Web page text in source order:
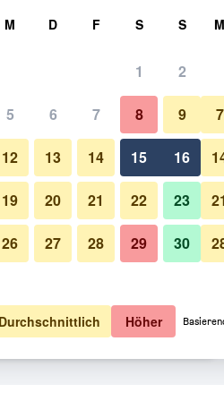
Preis pro Nacht
Nacht
37 € Angebot anzeigen
41 € Angebot anzeigen
Angebote
M D F S S
1 2
5 6 7 8 9
12 13 14 15 16
19 20 21 22 23
26 27 28 29 30
M
7
21
Durchschnittlich Höher